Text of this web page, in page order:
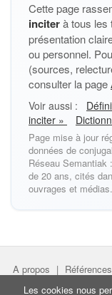
Cette page
inciterà tous les
présentation
ou personnel.
(sources,
consulter la page
Voir aussi :
inciter »
Page mise à jour
données de
Réseau Semantiak
de 20 ans, cités
ouvrages et médias.
A propos | Références
Les cookies nous